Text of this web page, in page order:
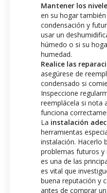
Mantener los
en su hogar
condensación y
usar un
húmedo o si su
humedad.
Realice las
asegúrese de
condensado si
Inspeccione
reemplácela si nota
funciona
La instalación
herramientas
instalación. Hacerlo
problemas futuros y
es una de las
es vital que
buena reputación y
antes de comprar